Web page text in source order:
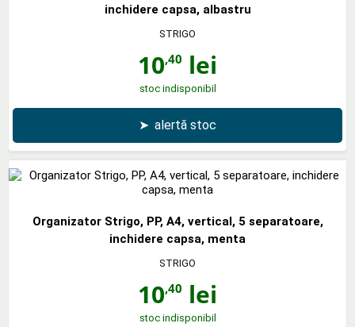
inchidere capsa, albastru
STRIGO
10,40 lei
stoc indisponibil
➤ alertă stoc
Organizator Strigo, PP, A4, vertical, 5 separatoare,
inchidere capsa, menta
STRIGO
10,40 lei
stoc indisponibil